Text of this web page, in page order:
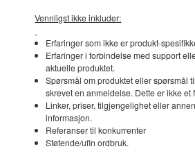
Vennligst ikke inkluder:
Erfaringer som ikke er produkt-
Erfaringer i forbindelse med support
aktuelle produktet.
Spørsmål om produktet eller spørsmål
skrevet en anmeldelse. Dette er ikke et
Linker, priser, tilgjengelighet eller
informasjon.
Referanser til konkurrenter
Støtende/ufin ordbruk.